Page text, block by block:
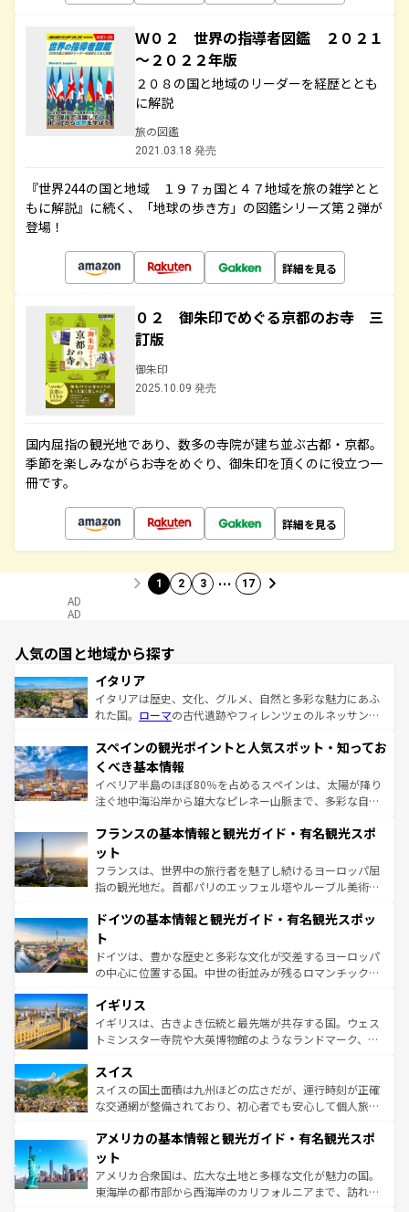
Ｗ０２ 世界の指導者図鑑 ２０２１
～２０２２年版
２０８の国と地域のリーダーを経歴ととも
に解説
旅の図鑑
2021.03.18 発売
『世界244の国と地域 １９７ヵ国と４７地域を旅の雑学とと
もに解説』に続く、「地球の歩き方」の図鑑シリーズ第２弾が
登場！
詳細を見る
０２ 御朱印でめぐる京都のお寺 三
訂版
御朱印
2025.10.09 発売
国内屈指の観光地であり、数多の寺院が建ち並ぶ古都・京都。
季節を楽しみながらお寺をめぐり、御朱印を頂くのに役立つ一
冊です。
詳細を見る
1 2 3 … 17
AD
AD
人気の国と地域から探す
イタリア
イタリアは歴史、文化、グルメ、自然と多彩な魅力にあふ
れた国。 ローマの古代遺跡やフィレンツェのルネッサンス
ろん、トスカーナの美しい田園風景やアマルフィ海岸の絶
景など、自然景観も見逃せない。観光の合間には、本場の
ピザやパスタなど、絶品のイタリア料理を堪能することも
できる。朝目覚めてから夜眠るまで、すべての瞬間を楽し
なお、新着のイタリア情報はコンテンツ一覧を参照してほ
しい。
スペインの観光ポイントと人気スポット・知ってお
くべき基本情報
イベリア半島のほぼ80％を占めるスペインは、太陽が降り
注ぐ地中海沿岸から雄大なピレネー山脈まで、多彩な自然
文化が根付くこの国では、情熱的なフラメンコ、熱気あふ
れる闘牛、そして美味しいタパスが生活の一部となってい
る。首都マドリードの洗練された雰囲気や、バルセロナの
アートに溢れた街角から、地方では古代ローマ遺跡や中世
せる。地方によって風土や気候が異なるスペインはその個
ンテンツ一覧 を参照してほしい。
フランスの基本情報と観光ガイド・有名観光スポ
ット
フランスは、世界中の旅行者を魅了し続けるヨーロッパ屈
指の観光地だ。首都パリのエッフェル塔やルーブル美術館
で、幅広い魅力が詰まっている。華麗な宮殿、歴史的な大
聖堂、美しいビーチ、そして豊かな自然が、訪れる者を心
から魅了する。また、フランスは美食の国としても知ら
れ、フランス料理はユネスコ無形文化遺産にも登録されて
香り高いラベンダー畑など、多彩な楽しみ方が可能だ。さ
らに、パリ以外の地域にも魅力が溢れており、どの街角に
も豊かな歴史と文化が息づいている。パリ以外の個性あふ
を参照してほしい。
ドイツの基本情報と観光ガイド・有名観光スポッ
ト
ドイツは、豊かな歴史と多彩な文化が交差するヨーロッパ
の中心に位置する国。中世の街並みが残るロマンチック街
顔を持つこの国は、どこを歩いても飽きることがない。ベ
ルリンの文化的活気、バイエルン州のアルプスの絶景、そ
してライン川沿いのワイン畑といった風景は必見。ビール
は、お酒好きな人にはぜひ体験してほしい。 なお、新着の
ドイツ情報はコンテンツ一覧を参照してほしい。
イギリス
イギリスは、古きよき伝統と最先端が共存する国。ウェス
トミンスター寺院や大英博物館のようなランドマーク、歴
リアごとに異なる魅力がある。また、優雅なアフタヌーン
ティー、ビール好きにはたまらない英国パブ、サッカー観
戦など、本場だからこそできる体験も豊富。イギリスを旅
ンツ一覧を参照してほしい。
スイス
スイスの国土面積は九州ほどの広さだが、運行時刻が正確
な交通網が整備されており、初心者でも安心して個人旅行
の建物がそのまま残る町や、スイスならではのユニークな
博物館もあり、アルプス観光だけでなく町歩きも満喫する
ことができる。国民の所得が高いため物価も高いが、旅行
者向けの交通パス提供のサービスもあり、うまく活用すれ
アメリカの基本情報と観光ガイド・有名観光スポ
ット
アメリカ合衆国は、広大な土地と多様な文化が魅力の国。
東海岸の都市部から西海岸のカリフォルニアまで、訪れる